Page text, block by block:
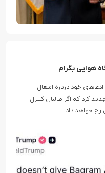
هوایی بگرام
خود درباره اشغال
کرد که اگر طالبان کنترل
رخ خواهد داد.